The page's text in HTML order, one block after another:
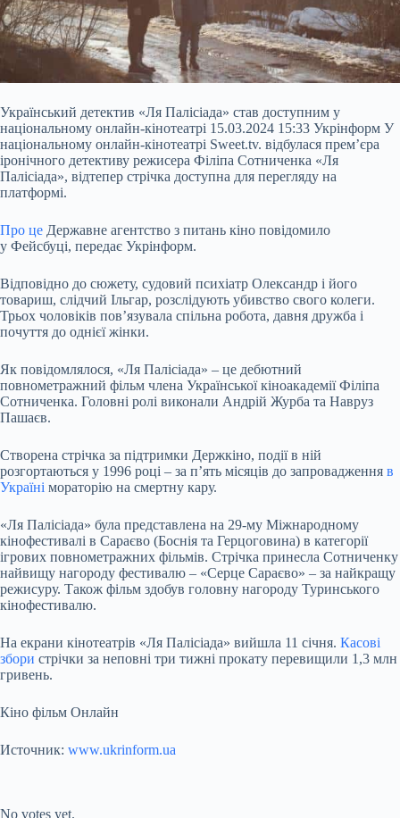
Український детектив «Ля Палісіада» став доступним у
національному онлайн-кінотеатрі 15.03.2024 15:33 Укрінформ У
національному онлайн-кінотеатрі Sweet.tv. відбулася премʼєра
іронічного детективу режисера Філіпа Сотниченка «Ля
Палісіада», відтепер стрічка доступна для перегляду на
платформі.
Про це Державне агентство з питань кіно повідомило
у Фейсбуці, передає Укрінформ.
Відповідно до сюжету, судовий психіатр Олександр і його
товариш, слідчий Ільгар, розслідують убивство свого колеги.
Трьох чоловіків пов’язувала спільна робота, давня дружба і
почуття до однієї жінки.
Як повідомлялося, «Ля Палісіада» – це дебютний
повнометражний фільм члена Української кіноакадемії Філіпа
Сотниченка. Головні ролі виконали Андрій Журба та Навруз
Пашаєв.
Створена стрічка за підтримки Держкіно, події в ній
розгортаються у 1996 році – за п’ять місяців до запровадження в
Україні мораторію на смертну кару.
«Ля Палісіада» була представлена на 29-му Міжнародному
кінофестивалі в Сараєво (Боснія та Герцоговина) в категорії
ігрових повнометражних фільмів. Стрічка принесла Сотниченку
найвищу нагороду фестивалю – «Серце Сараєво» – за найкращу
режисуру. Також фільм здобув головну нагороду Туринського
кінофестивалю.
На екрани кінотеатрів «Ля Палісіада» вийшла 11 січня. Касові
збори стрічки за неповні три тижні прокату перевищили 1,3 млн
гривень.
Кіно фільм Онлайн
Источник: www.ukrinform.ua
No votes yet.